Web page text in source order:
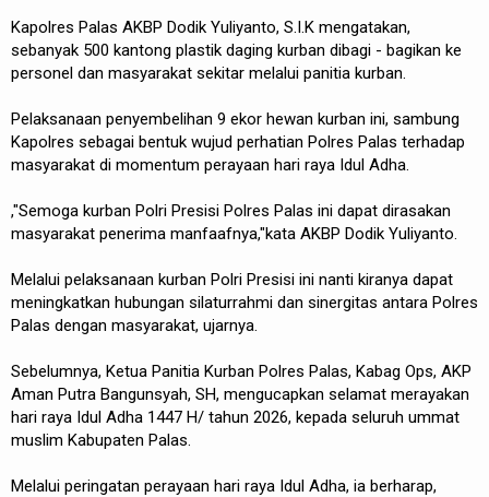
Kapolres Palas AKBP Dodik Yuliyanto, S.I.K mengatakan,
sebanyak 500 kantong plastik daging kurban dibagi - bagikan ke
personel dan masyarakat sekitar melalui panitia kurban.
Pelaksanaan penyembelihan 9 ekor hewan kurban ini, sambung
Kapolres sebagai bentuk wujud perhatian Polres Palas terhadap
masyarakat di momentum perayaan hari raya Idul Adha.
,"Semoga kurban Polri Presisi Polres Palas ini dapat dirasakan
masyarakat penerima manfaafnya,"kata AKBP Dodik Yuliyanto.
Melalui pelaksanaan kurban Polri Presisi ini nanti kiranya dapat
meningkatkan hubungan silaturrahmi dan sinergitas antara Polres
Palas dengan masyarakat, ujarnya.
Sebelumnya, Ketua Panitia Kurban Polres Palas, Kabag Ops, AKP
Aman Putra Bangunsyah, SH, mengucapkan selamat merayakan
hari raya Idul Adha 1447 H/ tahun 2026, kepada seluruh ummat
muslim Kabupaten Palas.
Melalui peringatan perayaan hari raya Idul Adha, ia berharap,